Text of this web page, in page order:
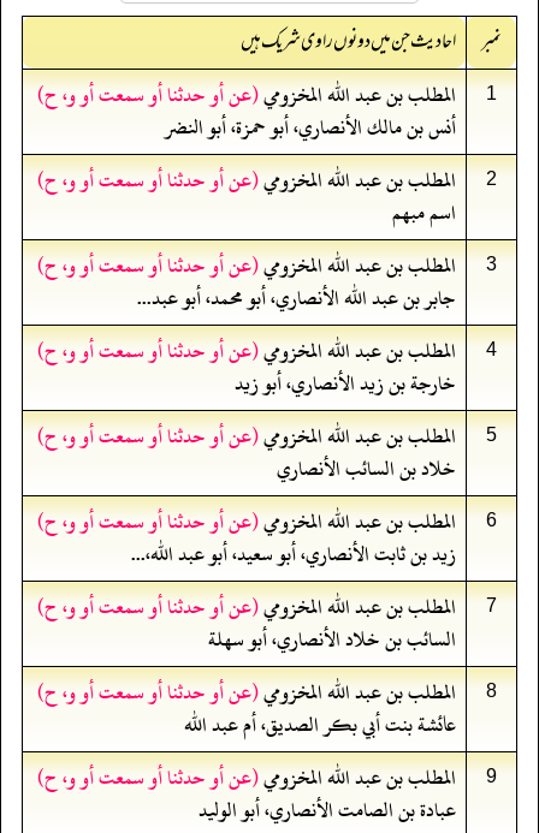
نمبر احادیث جن میں دونوں راوی شریک ہیں
1 المطلب بن عبد الله المخزومي(عن أو حدثنا أو سمعت أو و، ح)
أنس بن مالك الأنصاري، أبو حمزة، أبو النضر
2 المطلب بن عبد الله المخزومي(عن أو حدثنا أو سمعت أو و، ح)
اسم مبهم
3 المطلب بن عبد الله المخزومي(عن أو حدثنا أو سمعت أو و، ح)
جابر بن عبد الله الأنصاري، أبو محمد، أبو عبد...
4 المطلب بن عبد الله المخزومي(عن أو حدثنا أو سمعت أو و، ح)
خارجة بن زيد الأنصاري، أبو زيد
5 المطلب بن عبد الله المخزومي(عن أو حدثنا أو سمعت أو و، ح)
خلاد بن السائب الأنصاري
6 المطلب بن عبد الله المخزومي(عن أو حدثنا أو سمعت أو و، ح)
زيد بن ثابت الأنصاري، أبو سعيد، أبو عبد الله،...
7 المطلب بن عبد الله المخزومي(عن أو حدثنا أو سمعت أو و، ح)
السائب بن خلاد الأنصاري، أبو سهلة
8 المطلب بن عبد الله المخزومي(عن أو حدثنا أو سمعت أو و، ح)
عائشة بنت أبي بكر الصديق، أم عبد الله
9 المطلب بن عبد الله المخزومي(عن أو حدثنا أو سمعت أو و، ح)
عبادة بن الصامت الأنصاري، أبو الوليد